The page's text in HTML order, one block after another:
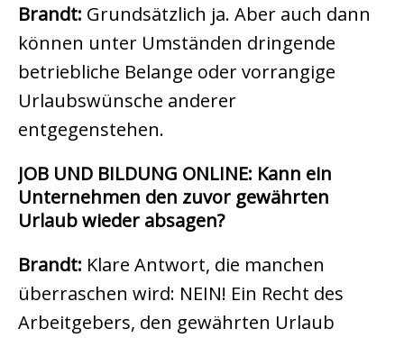
Brandt: Grundsätzlich ja. Aber auch dann
können unter Umständen dringende
betriebliche Belange oder vorrangige
Urlaubswünsche anderer
entgegenstehen.
JOB UND BILDUNG ONLINE: Kann ein
Unternehmen den zuvor gewährten
Urlaub wieder absagen?
Brandt: Klare Antwort, die manchen
überraschen wird: NEIN! Ein Recht des
Arbeitgebers, den gewährten Urlaub